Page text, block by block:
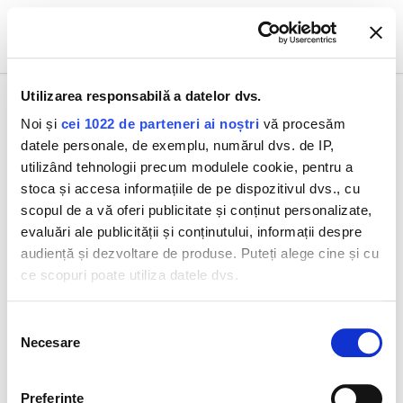
Utilizarea responsabilă a datelor dvs.
Noi și cei 1022 de parteneri ai noștri vă procesăm
datele personale, de exemplu, numărul dvs. de IP,
utilizând tehnologii precum modulele cookie, pentru a
stoca și accesa informațiile de pe dispozitivul dvs., cu
scopul de a vă oferi publicitate și conținut personalizate,
evaluări ale publicității și conținutului, informații despre
audiență și dezvoltare de produse. Puteți alege cine și cu
ce scopuri poate utiliza datele dvs.
Să colectăm informațiile cu privire la locația dvs.
Să vă identificăm dispozitivul scanândul-l în mod
consimțământului
Necesare
Preferinţe
0
Toate produsele Excellage NT Ser 30 ml